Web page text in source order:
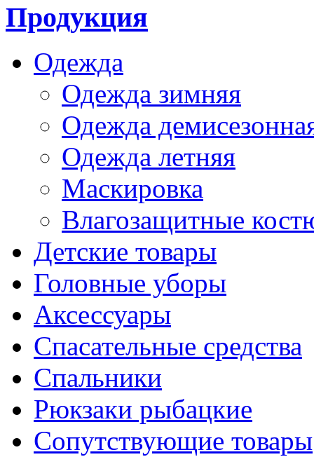
Продукция
Одежда
Одежда зимняя
Одежда
Одежда летняя
Маскировка
Влагозащитные
Детские товары
Головные уборы
Аксессуары
Спасательные средства
Спальники
Рюкзаки рыбацкие
Сопутствующие товары